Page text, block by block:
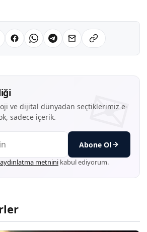
ve dijital dünyadan seçtiklerimiz e-
sadece içerik.
Abone Ol
aydınlatma metnini kabul ediyorum.